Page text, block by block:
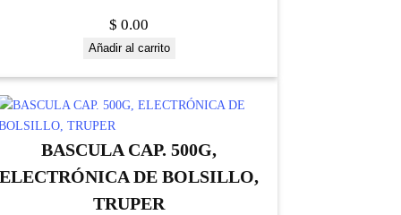
$ 0.00
Añadir al carrito
BASCULA CAP. 500G,
ELECTRÓNICA DE BOLSILLO,
TRUPER